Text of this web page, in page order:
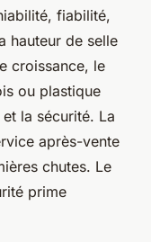
fiabilité,
hauteur de selle
croissance, le
ou plastique
la sécurité. La
après-vente
chutes. Le
prime